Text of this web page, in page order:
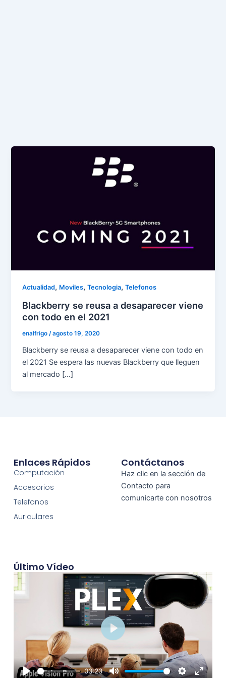
Actualidad, Moviles,Tecnologia,Telefonos
Blackberry se reusa a desaparecer viene
con todo en el 2021
enalfrigo/agosto 19, 2020
Blackberry se reusa a desaparecer viene con todo en
el 2021 Se espera las nuevas Blackberry que lleguen
al mercado […]
Enlaces Rápidos
Computación
Accesorios
Telefonos
Auriculares
Contáctanos
Haz clic en la sección de
Contacto para
comunicarte con nosotros
Último Vídeo
03:23
Play